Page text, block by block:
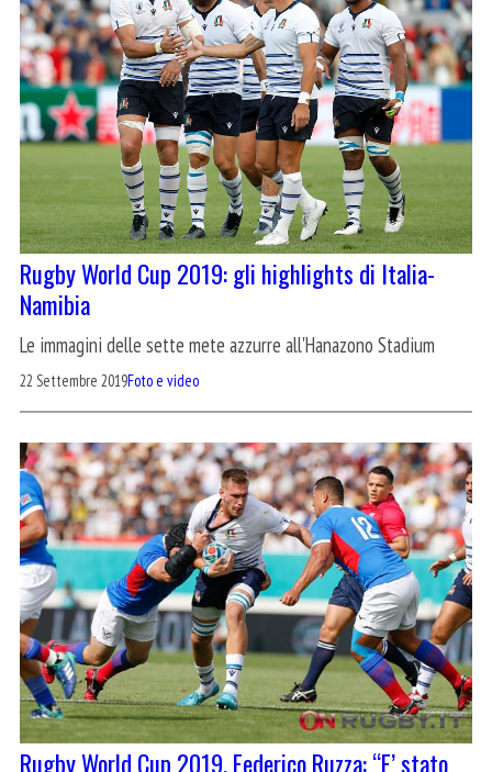
Rugby World Cup 2019: gli highlights di Italia-
Namibia
Le immagini delle sette mete azzurre all'Hanazono Stadium
22 Settembre 2019Foto e video
Rugby World Cup 2019, Federico Ruzza: “E’ stato